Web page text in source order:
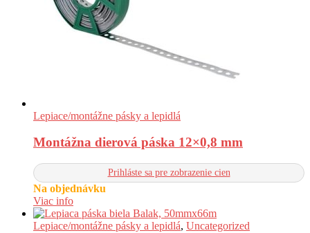
Lepiace/montážne pásky a lepidlá
Montážna dierová páska 12×0,8 mm
Prihláste sa pre zobrazenie cien
Na objednávku
Viac info
Lepiace/montážne pásky a lepidlá, Uncategorized